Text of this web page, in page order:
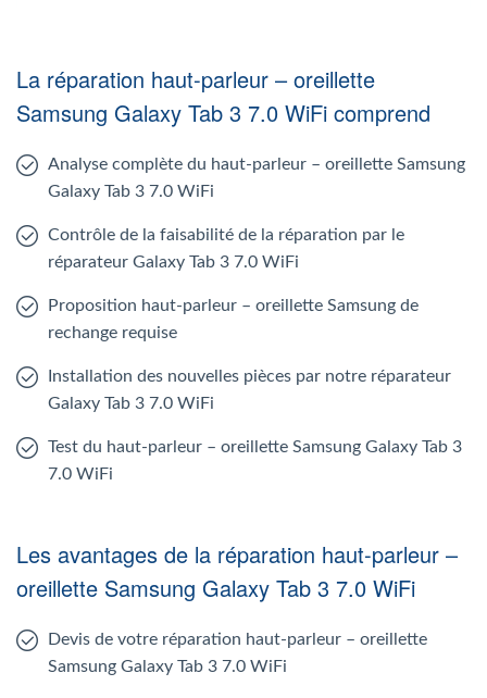
La réparation haut-parleur – oreillette
Samsung Galaxy Tab 3 7.0 WiFi comprend
Analyse complète du haut-parleur – oreillette Samsung
Galaxy Tab 3 7.0 WiFi
Contrôle de la faisabilité de la réparation par le
réparateur Galaxy Tab 3 7.0 WiFi
Proposition haut-parleur – oreillette Samsung de
rechange requise
Installation des nouvelles pièces par notre réparateur
Galaxy Tab 3 7.0 WiFi
Test du haut-parleur – oreillette Samsung Galaxy Tab 3
7.0 WiFi
Les avantages de la réparation haut-parleur –
oreillette Samsung Galaxy Tab 3 7.0 WiFi
Devis de votre réparation haut-parleur – oreillette
Samsung Galaxy Tab 3 7.0 WiFi